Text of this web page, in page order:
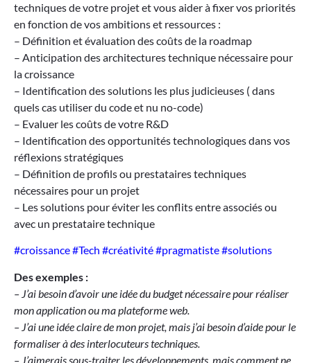
techniques de votre projet et vous aider à fixer vos priorités
en fonction de vos ambitions et ressources :
– Définition et évaluation des coûts de la roadmap
– Anticipation des architectures technique nécessaire pour
la croissance
– Identification des solutions les plus judicieuses ( dans
quels cas utiliser du code et nu no-code)
– Evaluer les coûts de votre R&D
– Identification des opportunités technologiques dans vos
réflexions stratégiques
– Définition de profils ou prestataires techniques
nécessaires pour un projet
– Les solutions pour éviter les conflits entre associés ou
avec un prestataire technique
#croissance #Tech #créativité #pragmatiste #solutions
Des exemples :
– J’ai besoin d’avoir une idée du budget nécessaire pour réaliser
mon application ou ma plateforme web.
– J’ai une idée claire de mon projet, mais j’ai besoin d’aide pour le
formaliser à des interlocuteurs techniques.
– J’aimerais sous-traiter les développements, mais comment ne